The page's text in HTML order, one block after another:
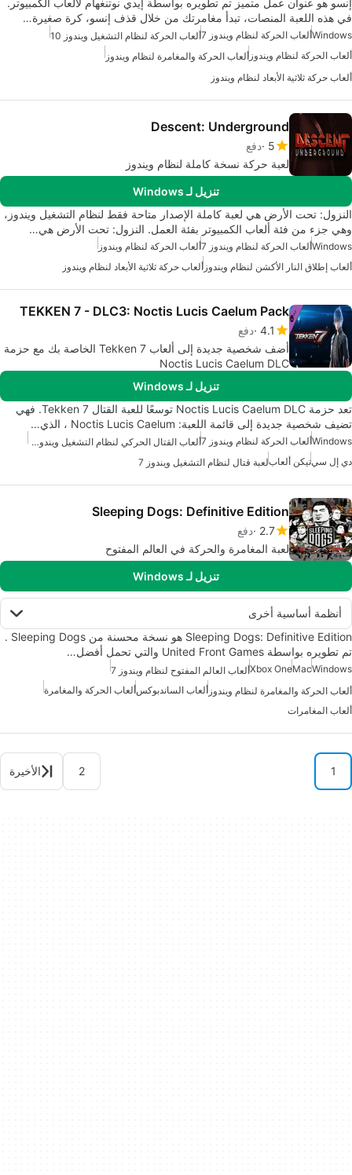
في هذه اللعبة المنصات، تبدأ مغامرتك من خلال قذف إنسو، كرة صغيرة…
Windowsألعاب الحركة لنظام ويندوز 7
ألعاب الحركة لنظام التشغيل ويندوز 10
ألعاب الحركة لنظام ويندوز ألعاب الحركة والمغامرة لنظام ويندوز
ألعاب حركة ثلاثية الأبعاد لنظام ويندوز
Descent: Underground
5 دفع
لعبة حركة نسخة كاملة لنظام ويندوز
تنزيل لـ Windows
النزول: تحت الأرض هي لعبة كاملة الإصدار متاحة فقط لنظام التشغيل ويندوز،
وهي جزء من فئة ألعاب الكمبيوتر بفئة العمل. النزول: تحت الأرض هي…
Windowsألعاب الحركة لنظام ويندوز 7
ألعاب الحركة لنظام ويندوز
ألعاب إطلاق النار الأكشن لنظام ويندوز ألعاب حركة ثلاثية الأبعاد لنظام ويندوز
TEKKEN 7 - DLC3: Noctis Lucis Caelum Pack
4.1 دفع
أضف شخصية جديدة إلى ألعاب Tekken 7 الخاصة بك مع حزمة
Noctis Lucis Caelum DLC
تنزيل لـ Windows
تعد حزمة Noctis Lucis Caelum DLC توسعًا للعبة القتال Tekken 7. فهي
تضيف شخصية جديدة إلى قائمة اللعبة: Noctis Lucis Caelum ، الذي…
Windowsألعاب الحركة لنظام ويندوز 7
ألعاب القتال الحركي لنظام التشغيل ويندوز 7
دي إل سيتيكن ألعابلعبة قتال لنظام التشغيل ويندوز 7
Sleeping Dogs: Definitive Edition
2.7 دفع
لعبة المغامرة والحركة في العالم المفتوح
تنزيل لـ Windows
أنظمة أساسية أخرى
Sleeping Dogs: Definitive Edition هو نسخة محسنة من Sleeping Dogs .
تم تطويره بواسطة United Front Games والتي تحمل أفضل…
Windows
Mac
Xbox Oneألعاب العالم المفتوح لنظام ويندوز 7
ألعاب الحركة والمغامرة لنظام ويندوز ألعاب الساندبوكسألعاب الحركة والمغامرة
ألعاب المغامرات
1
2 الأخيرة